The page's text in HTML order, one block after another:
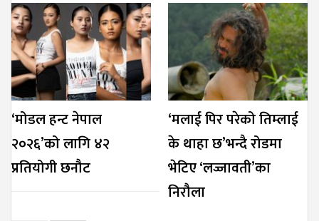
‘मोडल हन्ट नेपाल
२०२६’को लागि ४२
प्रतियोगी छनौट
‘मलाई पिर परेको तिम्लाई
के थाहा छ’भन्दै रोडमा
भेटिए ‘लज्जावती’का
निरौला